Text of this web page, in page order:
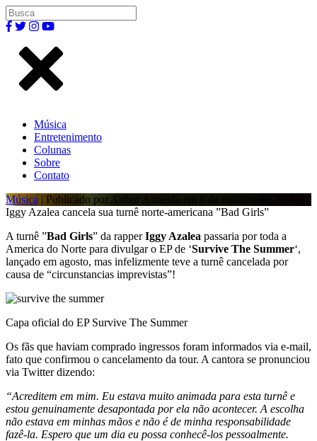
Música
Entretenimento
Colunas
Sobre
Contato
Música | Publicado por Arthur Almeida em 8 de outubro de 2018.
Iggy Azalea cancela sua turnê norte-americana ”Bad Girls”
A turnê ”Bad Girls” da rapperIggy Azalea passaria por toda a
America do Norte para divulgar o EP de ‘Survive The Summer‘,
lançado em agosto, mas infelizmente teve a turnê cancelada por
causa de “circunstancias imprevistas”!
Capa oficial do EP Survive The Summer
Os fãs que haviam comprado ingressos foram informados via e-mail,
fato que confirmou o cancelamento da tour. A cantora se pronunciou
via Twitter dizendo:
“Acreditem em mim. Eu estava muito animada para esta turnê e
estou genuinamente desapontada por ela não acontecer. A escolha
não estava em minhas mãos e não é de minha responsabilidade
fazê-la. Espero que um dia eu possa conhecê-los pessoalmente.